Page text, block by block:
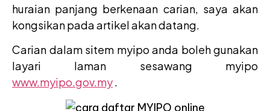
huraian panjang berkenaan carian, saya akan
kongsikan pada artikel akan datang.
Carian dalam sitem myipo anda boleh gunakan
layari laman sesawang myipo
www.myipo.gov.my.